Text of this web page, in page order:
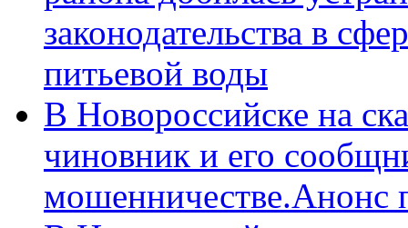
законодательства в
питьевой воды
В Новороссийске на
чиновник и его
мошенничестве.Анонс